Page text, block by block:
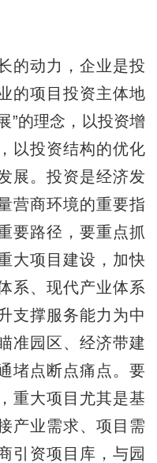
动力，企业是投
的项目投资主体地
”的理念，以投资增
以投资结构的优化
展。投资是经济发
营商环境的重要指
要路径，要重点抓
大项目建设，加快
系、现代产业体系
支撑服务能力为中
准园区、经济带建
堵点断点痛点。要
重大项目尤其是基
产业需求、项目需
引资项目库，与园